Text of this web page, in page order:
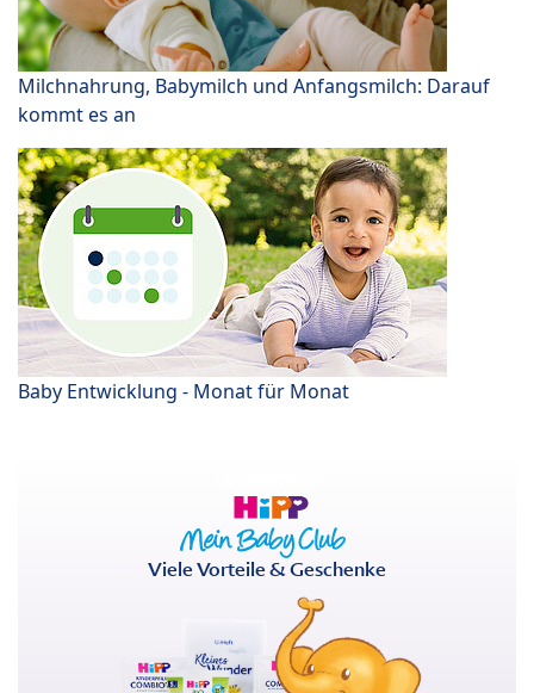
Milchnahrung, Babymilch und Anfangsmilch: Darauf
kommt es an
Baby Entwicklung - Monat für Monat
Viele Vorteile & Geschenke